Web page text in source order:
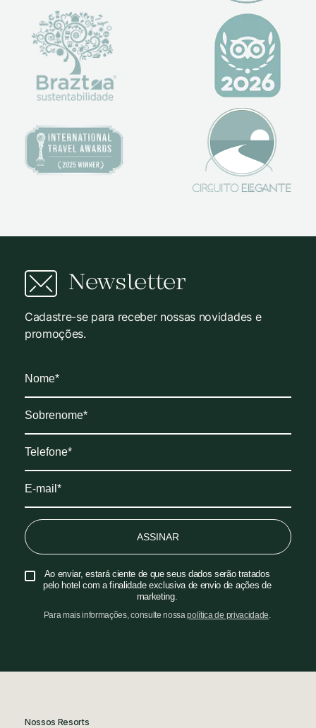
Newsletter
Cadastre-se para receber nossas novidades e
promoções.
ASSINAR
Ao enviar, estará ciente de que seus dados serão tratados
pelo hotel com a finalidade exclusiva de envio de ações de
marketing.
Para mais informações, consulte nossapolítica de privacidade.
Nossos Resorts